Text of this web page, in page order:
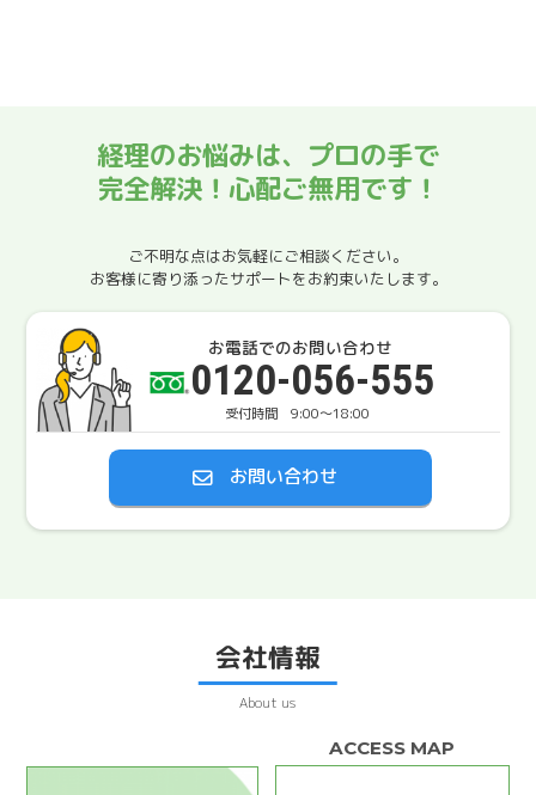
経理のお悩みは、プロの手で
完全解決！心配ご無用です！
ご不明な点はお気軽にご相談ください。
お客様に寄り添ったサポートをお約束いたします。
お電話でのお問い合わせ
0120-056-555
9:00〜18:00
お問い合わせ
会社情報
About us